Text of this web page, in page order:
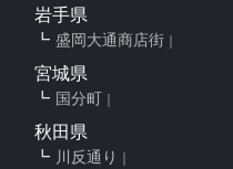
岩手県
盛岡大通商店街
宮城県
国分町
秋田県
川反通り